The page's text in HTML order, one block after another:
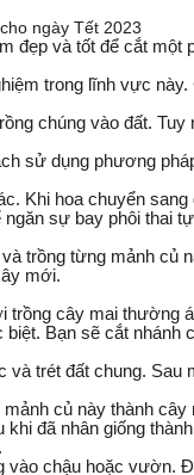
đẹp và tốt để cắt một
trong lĩnh vực
chúng vào đất.
sử dụng phương
Khi hoa chuyển
sự bay phôi thai
trồng từng mảnh củ
mới.
trồng cây mai thường
Bạn sẽ cắt
trét đất chung. Sau
củ này thành cây
đã nhân giống
chậu hoặc vườn.